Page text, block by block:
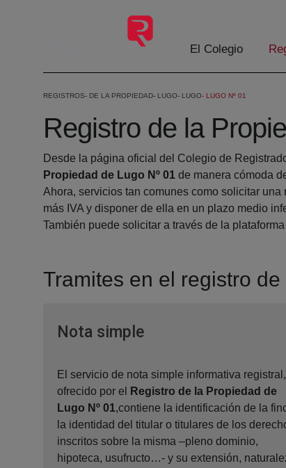
Saltar al contenido principal
El Colegio
REGISTROS DE LA PROPIEDAD LUGO LUGO LUGO Nº 01
Registro de la
Desde la página oficial del Colegio de
Propiedad de Lugo Nº 01 de manera cómoda
Ahora, servicios tan comunes como solicitar una
más IVA y disponer de ella en un plazo medio
También puede solicitar a través de la
Tramites en el registro
Nota simpleVentana nueva
El servicio de nota simple informativa registral,
ofrecido por el
Registro de la Propiedad de
Lugo Nº 01,contiene la identificación de la
la identidad del titular o titulares de los
inscritos sobre la misma –pleno dominio,
hipoteca, usufructo…- y su extensión,